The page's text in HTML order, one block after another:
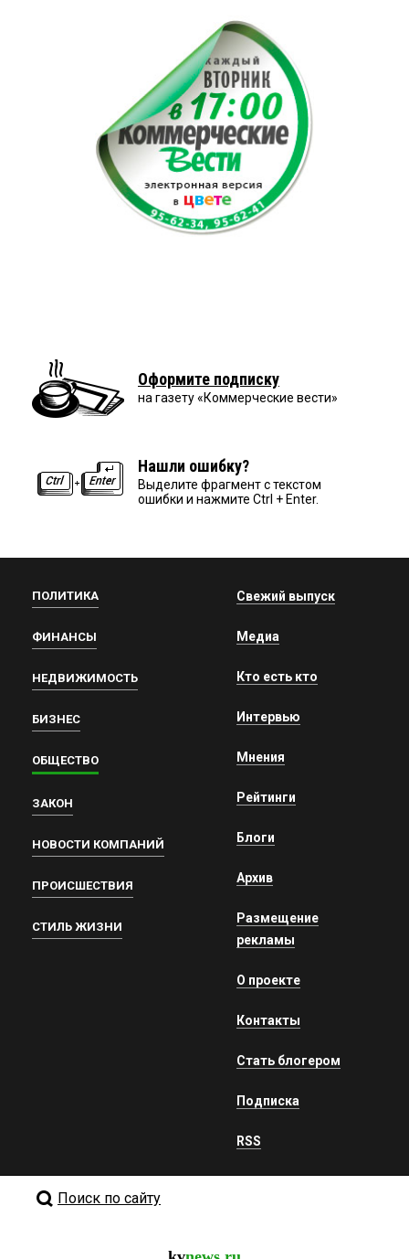
Оформите подписку
на газету «Коммерческие вести»
Нашли ошибку?
Выделите фрагмент с текстом
ошибки и нажмите Ctrl + Enter.
ПОЛИТИКА
ФИНАНСЫ
НЕДВИЖИМОСТЬ
БИЗНЕС
ОБЩЕСТВО
ЗАКОН
НОВОСТИ КОМПАНИЙ
ПРОИСШЕСТВИЯ
СТИЛЬ ЖИЗНИ
Свежий выпуск
Медиа
Кто есть кто
Интервью
Мнения
Рейтинги
Блоги
Архив
Размещение
рекламы
О проекте
Контакты
Стать блогером
Подписка
RSS
Поиск по сайту